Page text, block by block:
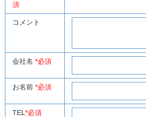
須
コメント
会社名 *必須
お名前 *必須
TEL *必須